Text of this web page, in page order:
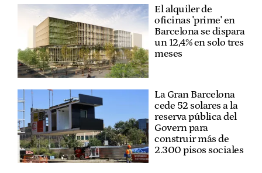
El alquiler de
oficinas 'prime' en
Barcelona se dispara
un 12,4% en solo tres
meses
La Gran Barcelona
cede 52 solares a la
reserva pública del
Govern para
construir más de
2.300 pisos sociales